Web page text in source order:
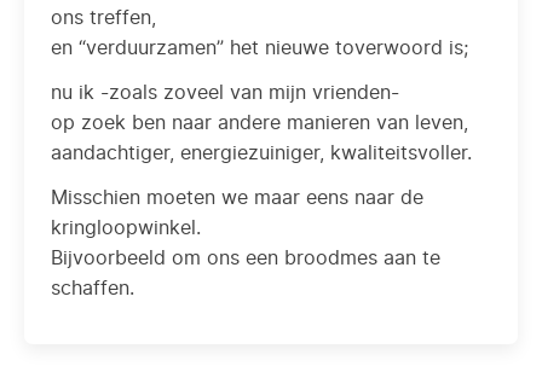
ons treffen,
en “verduurzamen” het nieuwe toverwoord is;
nu ik -zoals zoveel van mijn vrienden-
op zoek ben naar andere manieren van leven,
aandachtiger, energiezuiniger, kwaliteitsvoller.
Misschien moeten we maar eens naar de
kringloopwinkel.
Bijvoorbeeld om ons een broodmes aan te
schaffen.